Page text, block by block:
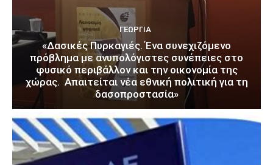
ΓΕΩΡΓΊΑ
«Δασικές Πυρκαγιές. Ένα συνεχιζόμενο
πρόβλημα με ανυπολόγιστες συνέπειες στο
φυσικό περιβάλλον και την οικονομία της
χώρας. Απαιτείται νέα εθνική πολιτική για τη
δασοπροστασία»